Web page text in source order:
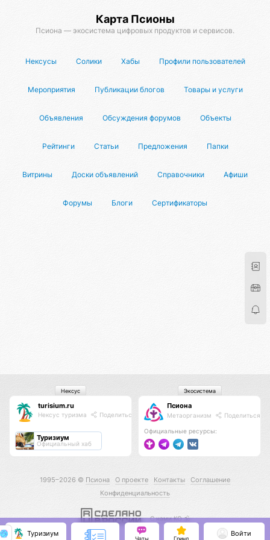
Карта Псионы
Псиона — экосистема цифровых продуктов и сервисов.
Нексусы Солики Хабы Профили пользователей
Мероприятия Публикации блогов Товары и услуги
Объявления Обсуждения форумов Объекты
Рейтинги Статьи Предложения Папки
Витрины Доски объявлений Справочники Афиши
Форумы Блоги Сертификаторы
turisium.ru
Нексус туризма Поделиться
Туризиум
Официальный хаб
Нексус
Псиона
Метаорганизм Поделиться
Официальные ресурсы:
Экосистема
1995–2026 © Псиона О проекте Контакты
Соглашение
Конфиденциальность
С нами КО 🕉️
Туризиум
Чаты Гринд
Войти